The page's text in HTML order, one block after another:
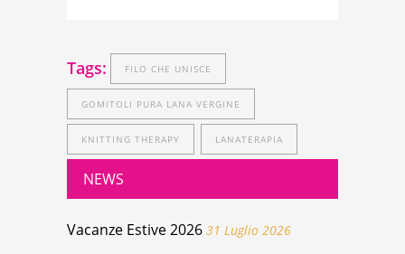
Tags: FILO CHE UNISCE
GOMITOLI PURA LANA VERGINE
KNITTING THERAPY LANATERAPIA
NEWS
Vacanze Estive 2026 31 Luglio 2026